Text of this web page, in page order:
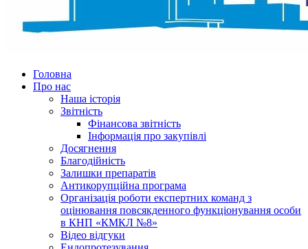
Головна
Про нас
Наша історія
Звітність
Фінансова звітність
Інформація про закупівлі
Досягнення
Благодійність
Залишки препаратів
Антикорупційна програма
Організація роботи експертних команд з
оцінювання повсякденного функціонування особи
в КНП «КМКЛ №8»
Відео відгуки